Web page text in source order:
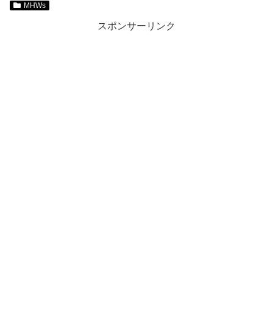
MHWs
スポンサーリンク